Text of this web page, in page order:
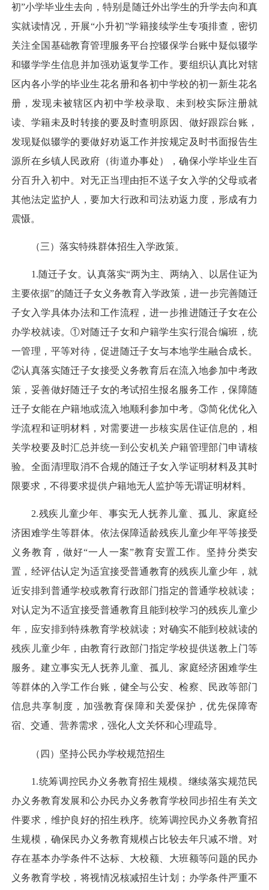
初”小学毕业生去向，特别是随迁外出学生的升学去向和真
实就读情况，开展“小升初”学籍接续学生专项排查，密切
关注全国基础教育管理服务平台控辍保学台账中疑似辍学
和辍学学生信息并加强劝返复学工作。要组织认真比对辖
区内各小学的毕业生花名册和各初中学校的初一新生花名
册，发现未被辖区内初中学校录取、未到校实际注册就
读、学籍未及时转接的要及时查明原因、做好跟踪台账，
发现疑似辍学的要做好劝返工作并按规定及时书面报告生
源所在乡镇人民政府（街道办事处），确保小学毕业生百
分百升入初中。对无正当理由拒不送子女入学的父母或者
其他法定监护人，要加大行政和司法劝返力度，形成有力
震慑。
（三）落实特殊群体招生入学政策。
1.随迁子女。认真落实“两为主、两纳入、以居住证为
主要依据”的随迁子女义务教育入学政策，进一步完善随迁
子女入学具体办法和工作流程，进一步推进随迁子女在公
办学校就读。①对随迁子女和户籍学生实行混合编班，统
一管理，平等对待，促进随迁子女与本地学生融合成长。
②认真落实随迁子女接受义务教育后在流入地参加中考政
策，妥善做好随迁子女的考试招生报名服务工作，保障随
迁子女能在户籍地或流入地顺利参加中考。③简化优化入
学流程和证明材料，对需要进一步核实居住证信息的，相
关学校要及时汇总并统一到公安机关户籍管理部门申请核
验。全面清理取消不合规的随迁子女入学证明材料及其时
限要求，不得要求提供户籍地无人监护等无谓证明材料。
2.残疾儿童少年、事实无人抚养儿童、孤儿、家庭经
济困难学生等群体。依法保障适龄残疾儿童少年平等接受
义务教育，做好“一人一案”教育安置工作。坚持分类安
置，经评估认定为适宜接受普通教育的残疾儿童少年，就
近安排到普通学校或教育行政部门指定的普通学校就读；
对认定为不适宜接受普通教育且能到校学习的残疾儿童少
年，应安排到特殊教育学校就读；对确实不能到校就读的
残疾儿童少年，由教育行政部门指定学校提供送教上门等
服务。建立事实无人抚养儿童、孤儿、家庭经济困难学生
等群体的入学工作台账，健全与公安、检察、民政等部门
信息共享制度，加强教育保障和关爱保护，优先保障寄
宿、交通、营养需求，强化人文关怀和心理疏导。
（四）坚持公民办学校规范招生
1.统筹调控民办义务教育招生规模。继续落实规范民
办义务教育发展和公办民办义务教育学校同步招生有关文
件要求，维护良好的招生秩序。统筹调控民办义务教育招
生规模，确保民办义务教育规模占比较去年只减不增。对
存在基本办学条件不达标、大校额、大班额等问题的民办
义务教育学校，将视情况核减招生计划；办学条件严重不